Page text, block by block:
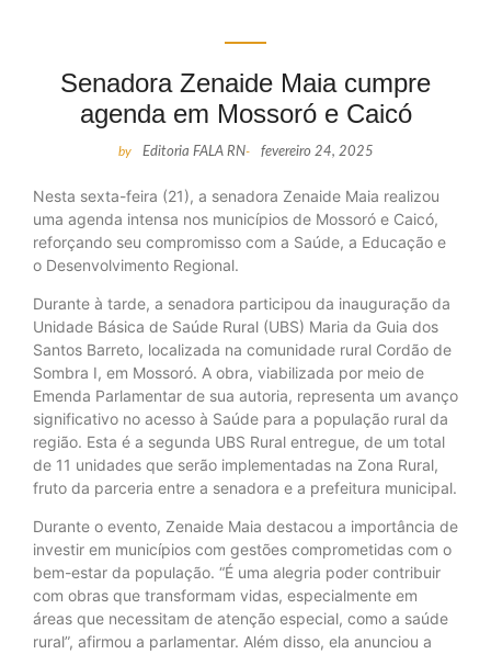
Senadora Zenaide Maia cumpre
agenda em Mossoró e Caicó
by Editoria FALA RN- fevereiro 24, 2025
Nesta sexta-feira (21), a senadora Zenaide Maia realizou
uma agenda intensa nos municípios de Mossoró e Caicó,
reforçando seu compromisso com a Saúde, a Educação e
o Desenvolvimento Regional.
Durante à tarde, a senadora participou da inauguração da
Unidade Básica de Saúde Rural (UBS) Maria da Guia dos
Santos Barreto, localizada na comunidade rural Cordão de
Sombra I, em Mossoró. A obra, viabilizada por meio de
Emenda Parlamentar de sua autoria, representa um avanço
significativo no acesso à Saúde para a população rural da
região. Esta é a segunda UBS Rural entregue, de um total
de 11 unidades que serão implementadas na Zona Rural,
fruto da parceria entre a senadora e a prefeitura municipal.
Durante o evento, Zenaide Maia destacou a importância de
investir em municípios com gestões comprometidas com o
bem-estar da população. “É uma alegria poder contribuir
com obras que transformam vidas, especialmente em
áreas que necessitam de atenção especial, como a saúde
rural”, afirmou a parlamentar. Além disso, ela anunciou a